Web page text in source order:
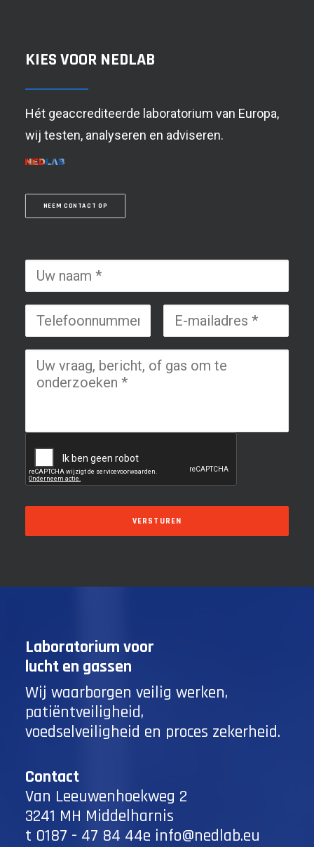
KIES VOOR NEDLAB
Hét geaccrediteerde laboratorium van Europa,
wij testen, analyseren en adviseren.
NEEM CONTACT OP
Laboratorium voor
lucht en gassen
Wij waarborgen veilig werken,
patiëntveiligheid,
voedselveiligheid en proces zekerheid.
Contact
Van Leeuwenhoekweg 2
3241 MH Middelharnis
t 0187 - 47 84 44e info@nedlab.eu